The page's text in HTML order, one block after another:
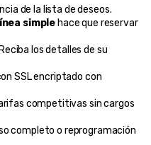
de la lista de deseos.
simple hace que reservar
los detalles de su
SSL encriptado con
competitivas sin cargos
completo o reprogramación